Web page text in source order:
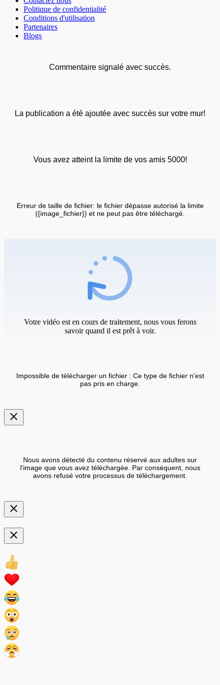
Politique de confidentialité
Conditions d'utilisation
Partenaires
Blogs
Commentaire signalé avec succès.
La publication a été ajoutée avec succès sur votre mur!
Vous avez atteint la limite de vos amis 5000!
Erreur de taille de fichier: le fichier dépasse autorisé la limite
({image_fichier}) et ne peut pas être téléchargé.
Votre vidéo est en cours de traitement, nous vous ferons
savoir quand il est prêt à voir.
Impossible de télécharger un fichier : Ce type de fichier n'est
pas pris en charge.
Nous avons détecté du contenu réservé aux adultes sur
l'image que vous avez téléchargée. Par conséquent, nous
avons refusé votre processus de téléchargement.